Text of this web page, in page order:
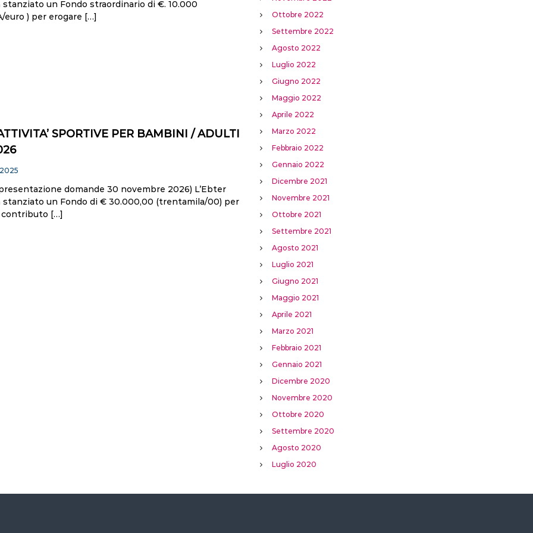
stanziato un Fondo straordinario di €. 10.000
euro ) per erogare […]
SPORTIVE PER BAMBINI / ADULTI
domande 30 novembre 2026) L’Ebter
stanziato un Fondo di € 30.000,00 (trentamila/00) per
contributo […]
Ottobre 2022
Settembre 2022
Agosto 2022
Luglio 2022
Giugno 2022
Maggio 2022
Aprile 2022
Marzo 2022
Febbraio 2022
Gennaio 2022
Dicembre 2021
Novembre 2021
Ottobre 2021
Settembre 2021
Agosto 2021
Luglio 2021
Giugno 2021
Maggio 2021
Aprile 2021
Marzo 2021
Febbraio 2021
Gennaio 2021
Dicembre 2020
Novembre 2020
Ottobre 2020
Settembre 2020
Agosto 2020
Luglio 2020